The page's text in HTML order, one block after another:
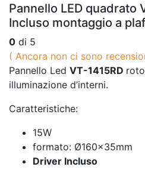
Pannello LED quadrato
Incluso montaggio a
0 di 5
( Ancora non ci sono
Pannello Led VT-1415RD
illuminazione d’interni.
Caratteristiche:
15W
formato: Ø160x35mm
Driver Incluso